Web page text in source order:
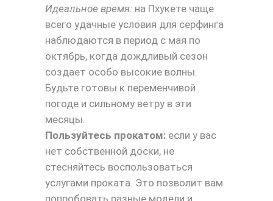
Идеальное время: на Пхукете чаще
всего удачные условия для серфинга
наблюдаются в период с мая по
октябрь, когда дождливый сезон
создает особо высокие волны.
Будьте готовы к переменчивой
погоде и сильному ветру в эти
месяцы.
Пользуйтесь прокатом: если у вас
нет собственной доски, не
стесняйтесь воспользоваться
услугами проката. Это позволит вам
попробовать разные модели и